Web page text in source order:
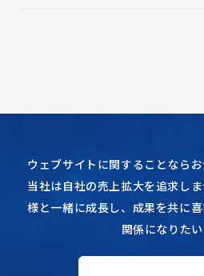
ウェブサイトに関することならお
当社は自社の売上拡大を追求し
様と一緒に成長し、成果を共に
関係になりたい